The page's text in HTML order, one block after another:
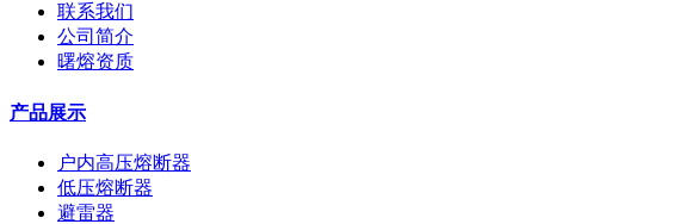
联系我们
公司简介
曙熔资质
产品展示
户内高压熔断器
低压熔断器
避雷器